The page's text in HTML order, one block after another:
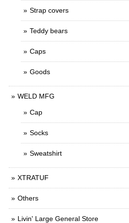
Strap covers
Teddy bears
Caps
Goods
WELD MFG
Cap
Socks
Sweatshirt
XTRATUF
Others
Livin' Large General Store